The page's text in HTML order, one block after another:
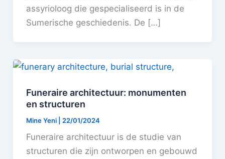
assyrioloog die gespecialiseerd is in de
Sumerische geschiedenis. De […]
Funeraire architectuur: monumenten
en structuren
Mine Yeni 22/01/2024
Funeraire architectuur is de studie van
structuren die zijn ontworpen en gebouwd